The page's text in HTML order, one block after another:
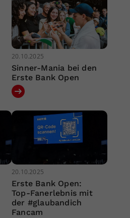
20.10.2025
Sinner-Mania bei den
Erste Bank Open
20.10.2025
Erste Bank Open:
Top-Fanerlebnis mit
der #glaubandich
Fancam